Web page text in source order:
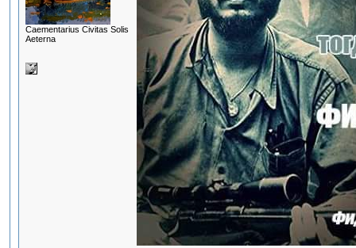
Сaementarius Civitas Solis
Aeterna